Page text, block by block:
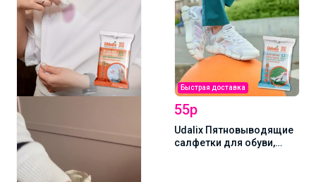
Быстрая доставка
55р
Udalix Пятновыводящие
салфетки для обуви,